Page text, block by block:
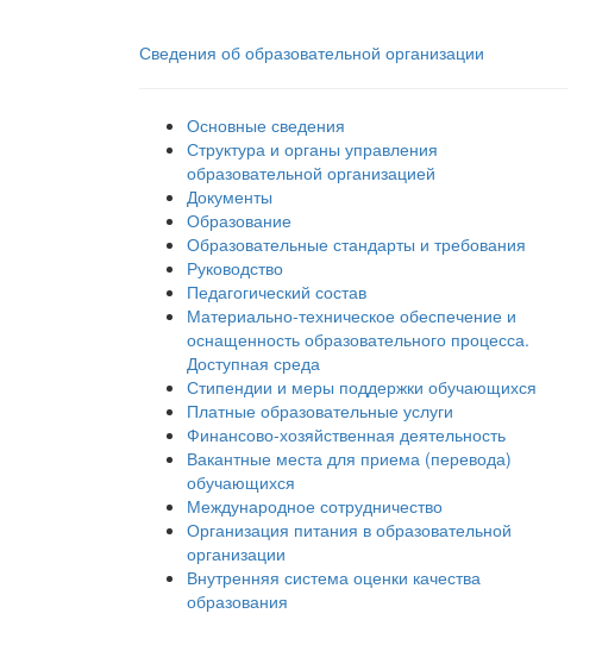
Сведения об образовательной организации
Основные сведения
Структура и органы управления
образовательной организацией
Документы
Образование
Образовательные стандарты и требования
Руководство
Педагогический состав
Материально-техническое обеспечение и
оснащенность образовательного процесса.
Доступная среда
Стипендии и меры поддержки обучающихся
Платные образовательные услуги
Финансово-хозяйственная деятельность
Вакантные места для приема (перевода)
обучающихся
Международное сотрудничество
Организация питания в образовательной
организации
Внутренняя система оценки качества
образования